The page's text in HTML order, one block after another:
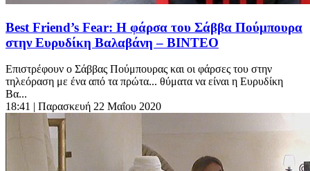
Best Friend’s Fear: Η φάρσα του Σάββα Πούμπουρα
στην Ευρυδίκη Βαλαβάνη – ΒΙΝΤΕΟ
Επιστρέφουν ο Σάββας Πούμπουρας και οι φάρσες του στην
τηλεόραση με ένα από τα πρώτα... θύματα να είναι η Ευρυδίκη
Βα...
18:41 | Παρασκευή 22 Μαΐου 2020